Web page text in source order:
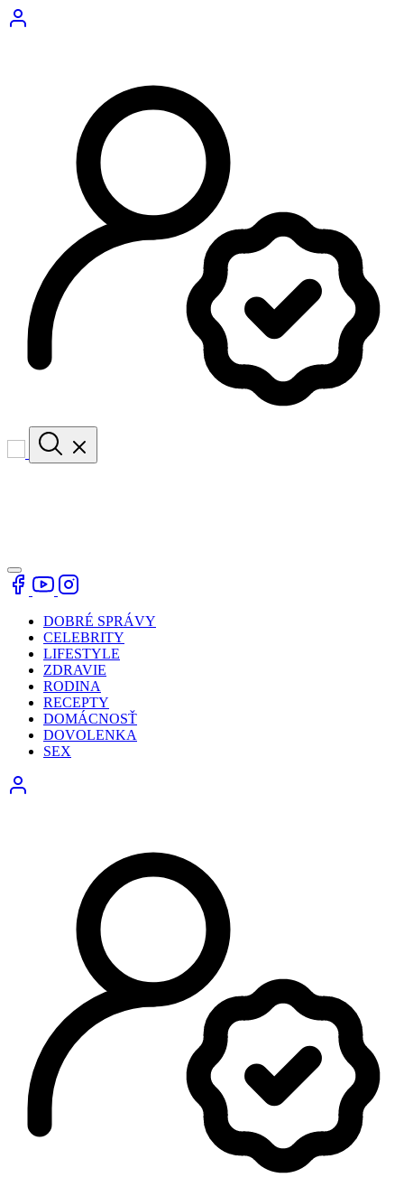
DOBRÉ SPRÁVY
CELEBRITY
LIFESTYLE
ZDRAVIE
RODINA
RECEPTY
DOMÁCNOSŤ
DOVOLENKA
SEX